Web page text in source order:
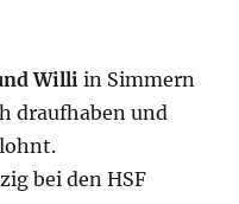
Willi in Simmern
draufhaben und
bei den HSF